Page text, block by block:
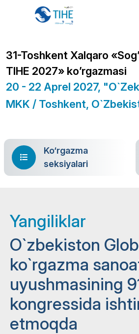
31-Toshkent Xalqaro
TIHE 2027» ko’rgazmasi
20 - 22 Aprel 2027,
MKK / Toshkent,
Ko‘rgazma
seksiyalari
Yangiliklar
O`zbekiston
ko`rgazma
uyushmasining
kongressida
etmoqda